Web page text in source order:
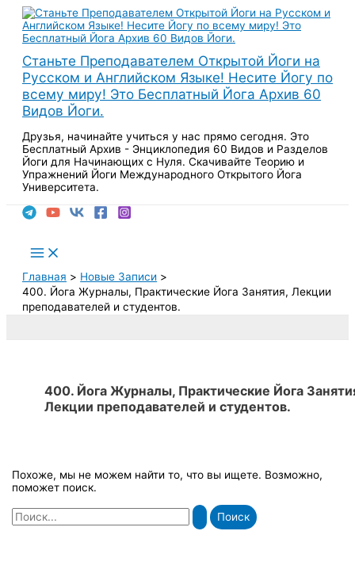
Перейти
содержимому
Станьте Преподавателем Открытой Йоги на
Русском и Английском Языке! Несите Йогу по
всему миру! Это Бесплатный Йога Архив 60
Видов Йоги.
Друзья, начинайте учиться у нас прямо сегодня. Это
Бесплатный Архив - Энциклопедия 60 Видов и Разделов
Йоги для Начинающих с Нуля. Скачивайте Теорию и
Упражнений Йоги Международного Открытого Йога
Университета.
Main
Menu
Главная
Новые Записи
400. Йога Журналы, Практические Йога Занятия, Лекции
преподавателей и студентов.
400. Йога Журналы, Практические Йога
Лекции преподавателей и студентов.
Похоже, мы не можем найти то, что вы ищете. Возможно,
поможет поиск.
Поиск: